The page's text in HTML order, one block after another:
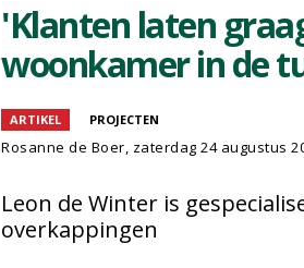
'Klanten laten
woonkamer in de
ARTIKEL PROJECTEN
Rosanne de Boer, zaterdag 24 augustus
Leon de Winter is
overkappingen